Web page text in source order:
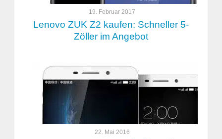
19. Februar 2017
Lenovo ZUK Z2 kaufen: Schneller 5-
Zöller im Angebot
22. Mai 2016